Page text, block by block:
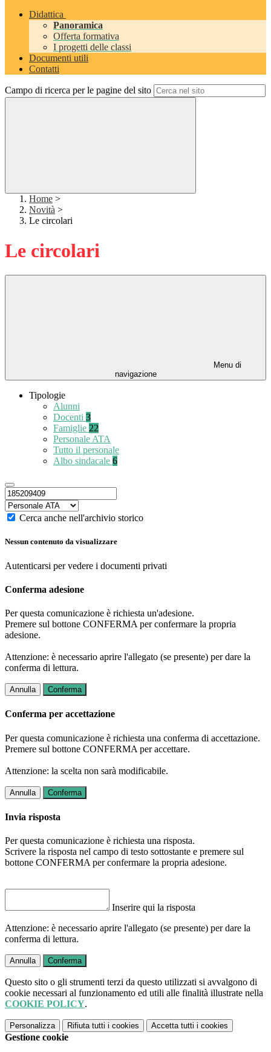
Didattica
Panoramica
Offerta formativa
I progetti delle classi
Documenti utili
Contatti
Campo di ricerca per le pagine del sito
Home >
Novità >
Le circolari
Le circolari
Menu di
navigazione
Tipologie
Alunni
Docenti 3
Famiglie 22
Personale ATA
Tutto il personale
Albo sindacale 6
Cerca anche nell'archivio storico
Nessun contenuto da visualizzare
Autenticarsi per vedere i documenti privati
Conferma adesione
Per questa comunicazione è richiesta un'adesione.
Premere sul bottone CONFERMA per confermare la propria
adesione.
Attenzione: è necessario aprire l'allegato (se presente) per dare la
conferma di lettura.
Annulla Conferma
Conferma per accettazione
Per questa comunicazione è richiesta una conferma di accettazione.
Premere sul bottone CONFERMA per accettare.
Attenzione: la scelta non sarà modificabile.
Annulla Conferma
Invia risposta
Per questa comunicazione è richiesta una risposta.
Scrivere la risposta nel campo di testo sottostante e premere sul
bottone CONFERMA per confermare la propria adesione.
Inserire qui la risposta
Attenzione: è necessario aprire l'allegato (se presente) per dare la
conferma di lettura.
Annulla Conferma
Questo sito o gli strumenti terzi da questo utilizzati si avvalgono di
cookie necessari al funzionamento ed utili alle finalità illustrate nella
COOKIE POLICY.
Personalizza Rifiuta tutti i cookies Accetta tutti i cookies
Gestione cookie